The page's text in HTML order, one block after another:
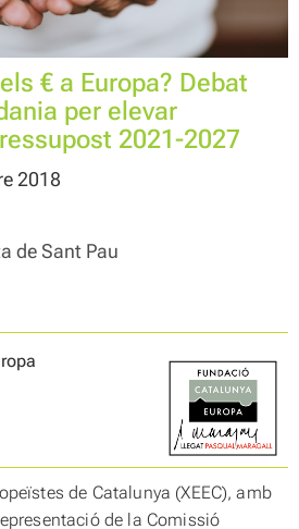
€ a Europa? Debat
per elevar
2021-2027
2018
de Sant Pau
de Catalunya (XEEC), amb
de la Comissió